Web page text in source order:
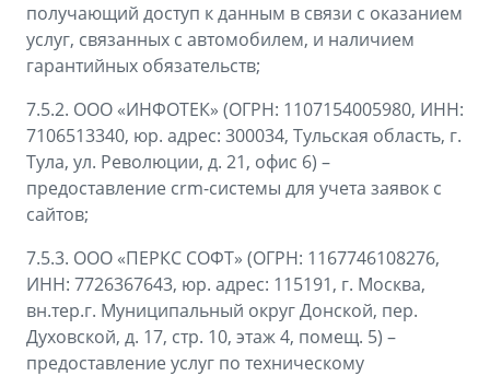
получающий доступ к данным в связи с оказанием
услуг, связанных с автомобилем, и наличием
гарантийных обязательств;
7.5.2. ООО «ИНФОТЕК» (ОГРН: 1107154005980, ИНН:
7106513340, юр. адрес: 300034, Тульская область, г.
Тула, ул. Революции, д. 21, офис 6) –
предоставление crm-системы для учета заявок с
сайтов;
7.5.3. ООО «ПЕРКС СОФТ» (ОГРН: 1167746108276,
ИНН: 7726367643, юр. адрес: 115191, г. Москва,
вн.тер.г. Муниципальный округ Донской, пер.
Духовской, д. 17, стр. 10, этаж 4, помещ. 5) –
предоставление услуг по техническому